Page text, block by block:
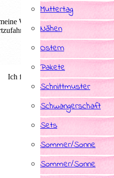
Muttertag
Nähen
Ostern
Pakete
Schnittmuster
Schwangerschaft
Sets
Sommer/Sonne
Sommer/Sonne
Website in diesem Browser
Ich fertige Individuelle